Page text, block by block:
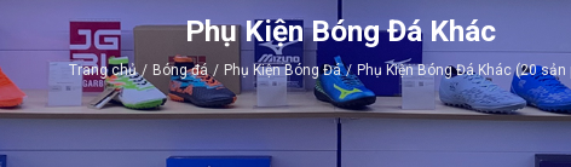
Phụ Kiện Bóng Đá Khác
Trang chủ / Bóng đá / Phụ Kiện Bóng Đá / Phụ Kiện Bóng Đá Khác (20 sản